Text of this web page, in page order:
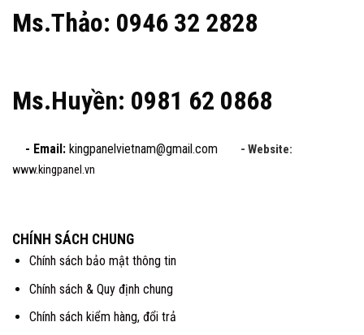
Ms.Thảo: 0946 32 2828
Ms.Huyền: 0981 62 0868
- Email: kingpanelvietnam@gmail.com - Website:
www.kingpanel.vn
CHÍNH SÁCH CHUNG
Chính sách bảo mật thông tin
Chính sách & Quy định chung
Chính sách kiểm hàng, đổi trả